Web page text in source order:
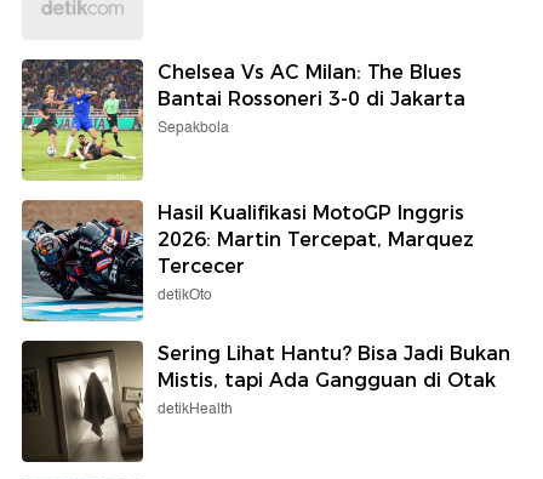
Chelsea Vs AC Milan: The Blues
Bantai Rossoneri 3-0 di Jakarta
Sepakbola
Hasil Kualifikasi MotoGP Inggris
2026: Martin Tercepat, Marquez
Tercecer
detikOto
Sering Lihat Hantu? Bisa Jadi Bukan
Mistis, tapi Ada Gangguan di Otak
detikHealth